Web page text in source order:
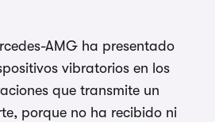
AMG ha presentado
vibratorios en los
que transmite un
porque no ha recibido ni